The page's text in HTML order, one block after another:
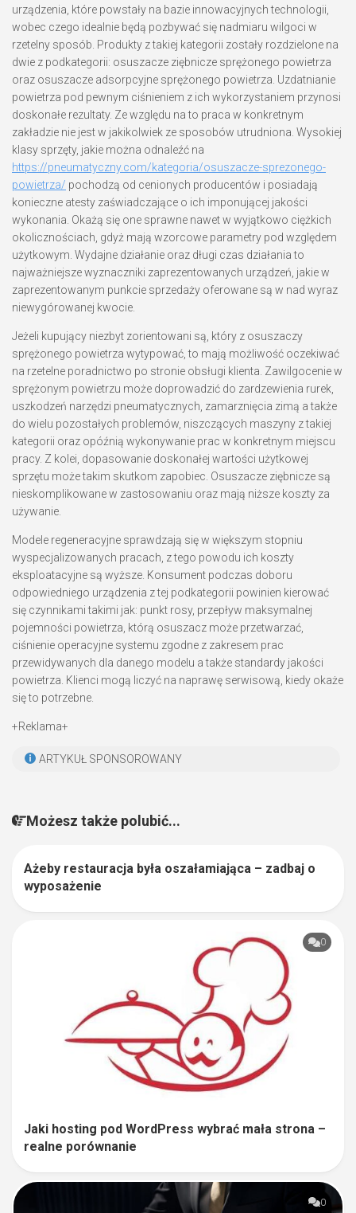
urządzenia, które powstały na bazie innowacyjnych technologii,
wobec czego idealnie będą pozbywać się nadmiaru wilgoci w
rzetelny sposób. Produkty z takiej kategorii zostały rozdzielone na
dwie z podkategorii: osuszacze ziębnicze sprężonego powietrza
oraz osuszacze adsorpcyjne sprężonego powietrza. Uzdatnianie
powietrza pod pewnym ciśnieniem z ich wykorzystaniem przynosi
doskonałe rezultaty. Ze względu na to praca w konkretnym
zakładzie nie jest w jakikolwiek ze sposobów utrudniona. Wysokiej
klasy sprzęty, jakie można odnaleźć na
https://pneumatyczny.com/kategoria/osuszacze-sprezonego-
powietrza/ pochodzą od cenionych producentów i posiadają
konieczne atesty zaświadczające o ich imponującej jakości
wykonania. Okażą się one sprawne nawet w wyjątkowo ciężkich
okolicznościach, gdyż mają wzorcowe parametry pod względem
użytkowym. Wydajne działanie oraz długi czas działania to
najważniejsze wyznaczniki zaprezentowanych urządzeń, jakie w
zaprezentowanym punkcie sprzedaży oferowane są w nad wyraz
niewygórowanej kwocie.
Jeżeli kupujący niezbyt zorientowani są, który z osuszaczy
sprężonego powietrza wytypować, to mają możliwość oczekiwać
na rzetelne poradnictwo po stronie obsługi klienta. Zawilgocenie w
sprężonym powietrzu może doprowadzić do zardzewienia rurek,
uszkodzeń narzędzi pneumatycznych, zamarznięcia zimą a także
do wielu pozostałych problemów, niszczących maszyny z takiej
kategorii oraz opóźnią wykonywanie prac w konkretnym miejscu
pracy. Z kolei, dopasowanie doskonałej wartości użytkowej
sprzętu może takim skutkom zapobiec. Osuszacze ziębnicze są
nieskomplikowane w zastosowaniu oraz mają niższe koszty za
używanie.
Modele regeneracyjne sprawdzają się w większym stopniu
wyspecjalizowanych pracach, z tego powodu ich koszty
eksploatacyjne są wyższe. Konsument podczas doboru
odpowiedniego urządzenia z tej podkategorii powinien kierować
się czynnikami takimi jak: punkt rosy, przepływ maksymalnej
pojemności powietrza, którą osuszacz może przetwarzać,
ciśnienie operacyjne systemu zgodne z zakresem prac
przewidywanych dla danego modelu a także standardy jakości
powietrza. Klienci mogą liczyć na naprawę serwisową, kiedy okaże
się to potrzebne.
+Reklama+
ARTYKUŁ SPONSOROWANY
Możesz także polubić...
Ażeby restauracja była oszałamiająca – zadbaj o
wyposażenie
0
Jaki hosting pod WordPress wybrać mała strona –
realne porównanie
0